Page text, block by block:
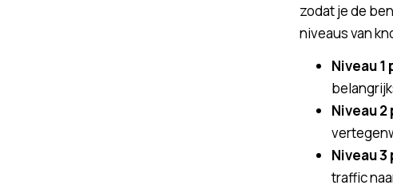
zodat je de
niveaus van
Niveau 1
Niveau 2
Niveau 3
traffic